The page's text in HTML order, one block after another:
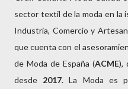
sector textil de la moda en la
Industria, Comercio y
que cuenta con el
de Moda de España (ACME),
desde 2017. La Moda es